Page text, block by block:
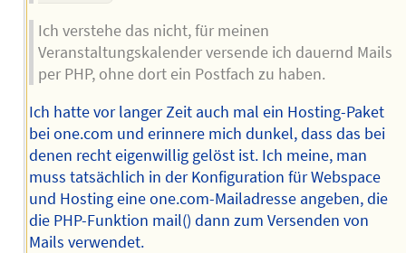
Ich verstehe das nicht, für meinen
Veranstaltungskalender versende ich dauernd Mails
per PHP, ohne dort ein Postfach zu haben.
Ich hatte vor langer Zeit auch mal ein Hosting-Paket
bei one.com und erinnere mich dunkel, dass das bei
denen recht eigenwillig gelöst ist. Ich meine, man
muss tatsächlich in der Konfiguration für Webspace
und Hosting eine one.com-Mailadresse angeben, die
die PHP-Funktion mail() dann zum Versenden von
Mails verwendet.